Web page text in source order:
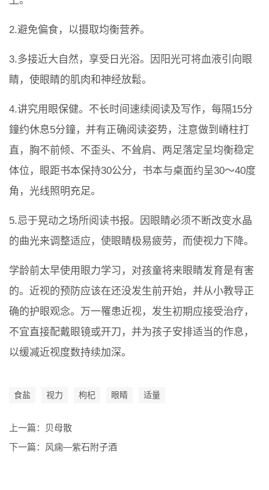
2.避免偏食，以摄取均衡营养。
3.多接近大自然，享受日光浴。因阳光可将血液引向眼
睛，使眼睛的肌肉和神经放鬆。
4.讲究用眼保健。不长时间速续阅读及写作，每隔15分
鐘约休息5分鐘，并有正确阅读姿势，注意做到嵴柱打
直，胸不前倾、不歪头、不耸肩、两足落定呈均衡稳定
体位，眼距书本保持30公分，书本与桌面约呈30～40度
角，光线照明充足。
5.忌于晃动之场所阅读书报。因眼睛必须不断改变水晶
的曲光来调整适应，使眼睛极易疲劳，而使视力下降。
学龄前太早使用眼力学习，对孩童将来眼睛发育是有害
的。近视的预防应该在还没发生前开始，并从小教导正
确的护眼观念。万一罹患近视，发生初期应接受治疗，
不宜直接配戴眼镜或开刀，并为孩子安排适当的作息，
以缓减近视度数持续加深。
食盐 视力 枸杞 眼睛 适量
上一篇：
贝母散
下一篇： 风痫―紫石附子酒